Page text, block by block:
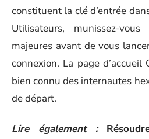
constituent la clé d’entrée
Utilisateurs, munissez-
majeures avant de vous
connexion. La page
bien connu des internautes
de départ.
Lire également :